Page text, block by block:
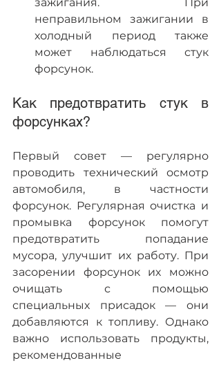
зажигания. При
неправильном зажигании в
холодный период также
может наблюдаться стук
форсунок.
Как предотвратить стук в
форсунках?
Первый совет — регулярно
проводить технический осмотр
автомобиля, в частности
форсунок. Регулярная очистка и
промывка форсунок помогут
предотвратить попадание
мусора, улучшит их работу. При
засорении форсунок их можно
очищать с помощью
специальных присадок — они
добавляются к топливу. Однако
важно использовать продукты,
рекомендованные